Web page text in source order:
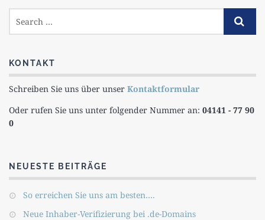
KONTAKT
Schreiben Sie uns über unser Kontaktformular
Oder rufen Sie uns unter folgender Nummer an: 04141 - 77 90
0
NEUESTE BEITRÄGE
So erreichen Sie uns am besten….
Neue Inhaber-Verifizierung bei .de-Domains